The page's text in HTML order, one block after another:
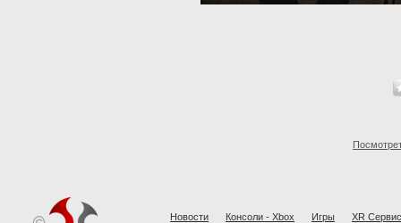
Новости Консоли - Xbox Игры XR